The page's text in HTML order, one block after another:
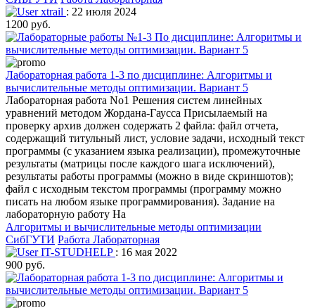
xtrail : 22 июля 2024
1200 руб.
Лабораторная работа 1-3 по дисциплине: Алгоритмы и
вычислительные методы оптимизации. Вариант 5
Лабораторная работа No1 Решения систем линейных
уравнений методом Жордана-Гаусса Присылаемый на
проверку архив должен содержать 2 файла: файл отчета,
содержащий титульный лист, условие задачи, исходный текст
программы (с указанием языка реализации), промежуточные
результаты (матрицы после каждого шага исключений),
результаты работы программы (можно в виде скриншотов);
файл с исходным текстом программы (программу можно
писать на любом языке программирования). Задание на
лабораторную работу На
Алгоритмы и вычислительные методы оптимизации
СибГУТИ Работа Лабораторная
IT-STUDHELP : 16 мая 2022
900 руб.